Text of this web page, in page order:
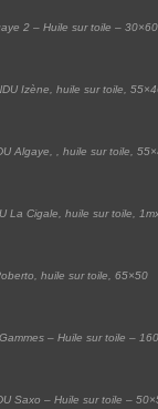
2 – Huile sur toile – 30×60
Izène, huile sur toile,
Algaye, , huile sur toile,
La Cigale, huile sur toile,
huile sur toile, 65×50
– Huile sur toile –
Saxo – Huile sur toile –